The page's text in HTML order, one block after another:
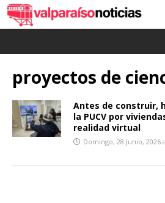
proyectos de
Antes de construir,
la PUCV por
realidad virtual
Domingo, 28 Junio, 2026